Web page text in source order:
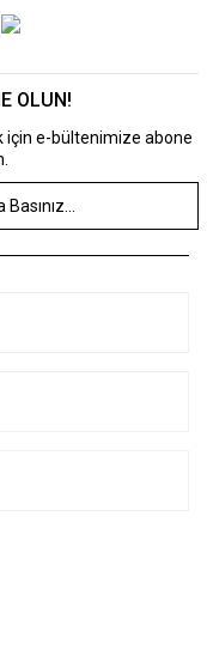
OLUN!
için e-bültenimize abone